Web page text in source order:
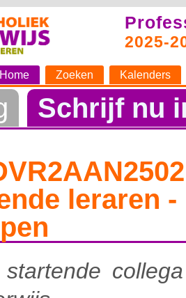
2025-
Home Zoeken Kalenders
Schrijf nu
leraren -